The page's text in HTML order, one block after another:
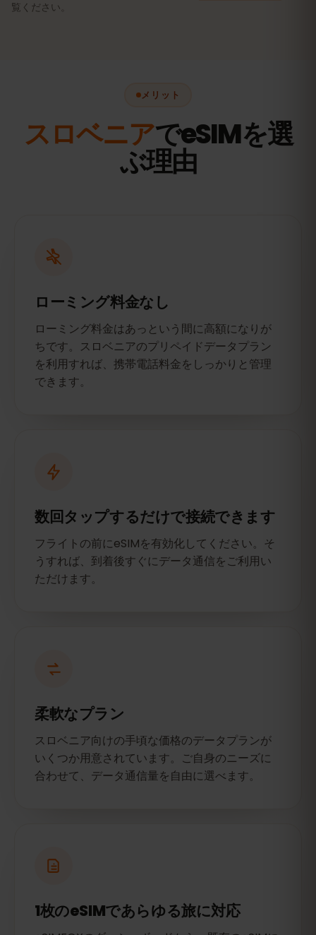
覧ください。
メリット
スロベニアでeSIMを選
ぶ理由
ローミング料金なし
ローミング料金はあっという間に高額になりが
ちです。スロベニアのプリペイドデータプラン
を利用すれば、携帯電話料金をしっかりと管理
できます。
数回タップするだけで接続できます
フライトの前にeSIMを有効化してください。そ
うすれば、到着後すぐにデータ通信をご利用い
ただけます。
柔軟なプラン
スロベニア向けの手頃な価格のデータプランが
いくつか用意されています。ご自身のニーズに
合わせて、データ通信量を自由に選べます。
1枚のeSIMであらゆる旅に対応